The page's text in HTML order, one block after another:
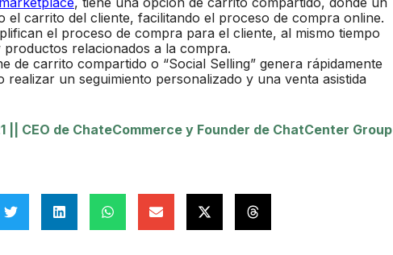
el carrito del cliente, facilitando el proceso de compra online.
el proceso de compra para el cliente, al mismo tiempo
relacionados a la compra.
de carrito compartido o “Social Selling” genera rápidamente
realizar un seguimiento personalizado y una venta asistida
CEO de ChateCommerce y Founder de ChatCenter Group